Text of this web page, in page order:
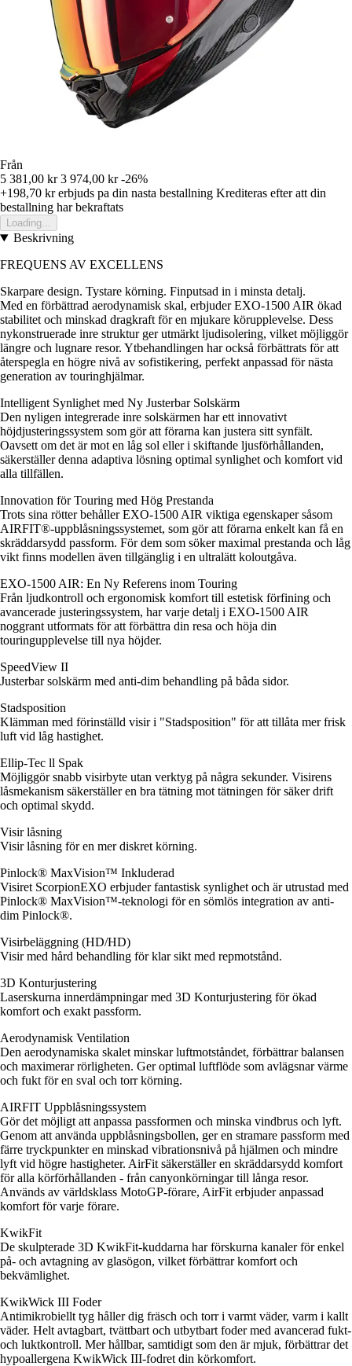
Från
5 381,00 kr 3 974,00 kr -26%
+198,70 krerbjuds pa din nasta bestallning Krediteras efter att din
bestallning har bekraftats
Loading...
Beskrivning
FREQUENS AV EXCELLENS
Skarpare design. Tystare körning. Finputsad in i minsta detalj.
Med en förbättrad aerodynamisk skal, erbjuder EXO-1500 AIR ökad
stabilitet och minskad dragkraft för en mjukare körupplevelse. Dess
nykonstruerade inre struktur ger utmärkt ljudisolering, vilket möjliggör
längre och lugnare resor. Ytbehandlingen har också förbättrats för att
återspegla en högre nivå av sofistikering, perfekt anpassad för nästa
generation av touringhjälmar.
Intelligent Synlighet med Ny Justerbar Solskärm
Den nyligen integrerade inre solskärmen har ett innovativt
höjdjusteringssystem som gör att förarna kan justera sitt synfält.
Oavsett om det är mot en låg sol eller i skiftande ljusförhållanden,
säkerställer denna adaptiva lösning optimal synlighet och komfort vid
alla tillfällen.
Innovation för Touring med Hög Prestanda
Trots sina rötter behåller EXO-1500 AIR viktiga egenskaper såsom
AIRFIT®-uppblåsningssystemet, som gör att förarna enkelt kan få en
skräddarsydd passform. För dem som söker maximal prestanda och låg
vikt finns modellen även tillgänglig i en ultralätt koloutgåva.
EXO-1500 AIR: En Ny Referens inom Touring
Från ljudkontroll och ergonomisk komfort till estetisk förfining och
avancerade justeringssystem, har varje detalj i EXO-1500 AIR
noggrant utformats för att förbättra din resa och höja din
touringupplevelse till nya höjder.
SpeedView II
Justerbar solskärm med anti-dim behandling på båda sidor.
Stadsposition
Klämman med förinställd visir i "Stadsposition" för att tillåta mer frisk
luft vid låg hastighet.
Ellip-Tec ll Spak
Möjliggör snabb visirbyte utan verktyg på några sekunder. Visirens
låsmekanism säkerställer en bra tätning mot tätningen för säker drift
och optimal skydd.
Visir låsning
Visir låsning för en mer diskret körning.
Pinlock® MaxVision™ Inkluderad
Visiret ScorpionEXO erbjuder fantastisk synlighet och är utrustad med
Pinlock® MaxVision™-teknologi för en sömlös integration av anti-
dim Pinlock®.
Visirbeläggning (HD/HD)
Visir med hård behandling för klar sikt med repmotstånd.
3D Konturjustering
Laserskurna innerdämpningar med 3D Konturjustering för ökad
komfort och exakt passform.
Aerodynamisk Ventilation
Den aerodynamiska skalet minskar luftmotståndet, förbättrar balansen
och maximerar rörligheten. Ger optimal luftflöde som avlägsnar värme
och fukt för en sval och torr körning.
AIRFIT Uppblåsningssystem
Gör det möjligt att anpassa passformen och minska vindbrus och lyft.
Genom att använda uppblåsningsbollen, ger en stramare passform med
färre tryckpunkter en minskad vibrationsnivå på hjälmen och mindre
lyft vid högre hastigheter. AirFit säkerställer en skräddarsydd komfort
för alla körförhållanden - från canyonkörningar till långa resor.
Används av världsklass MotoGP-förare, AirFit erbjuder anpassad
komfort för varje förare.
KwikFit
De skulpterade 3D KwikFit-kuddarna har förskurna kanaler för enkel
på- och avtagning av glasögon, vilket förbättrar komfort och
bekvämlighet.
KwikWick III Foder
Antimikrobiellt tyg håller dig fräsch och torr i varmt väder, varm i kallt
väder. Helt avtagbart, tvättbart och utbytbart foder med avancerad fukt-
och luktkontroll. Mer hållbar, samtidigt som den är mjuk, förbättrar det
hypoallergena KwikWick III-fodret din körkomfort.